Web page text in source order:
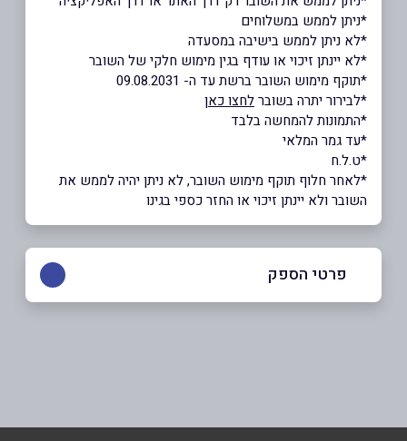
*ניתן לממש במשלוחים
*לא ניתן לממש בישיבה במסעדה
*לא יינתן זיכוי או עודף בגין מימוש חלקי של השובר
*תוקף מימוש השובר ברשת עד ה- 09.08.2031
*לבירור יתרה בשוברלחצו כאן
*התמונות להמחשה בלבד
*עד גמר המלאי
*ט.ל.ח
*לאחר חלוף תוקף מימוש השובר, לא ניתן יהיה לממש את
השובר ולא יינתן זיכוי או החזר כספי בגינו
פרטי הספק